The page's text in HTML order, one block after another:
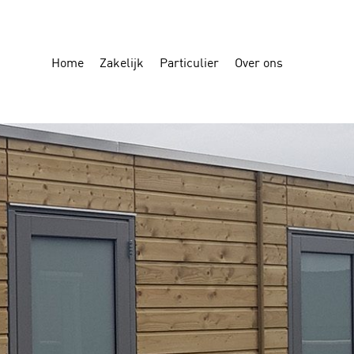
Home Zakelijk Particulier Over ons